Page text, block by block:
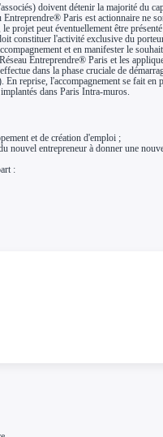
doivent détenir la majorité du
Paris est actionnaire ne
projet peut éventuellement être
constituer l'activité exclusive du
et en manifester le
Entreprendre® Paris et les
dans la phase cruciale de
reprise, l'accompagnement se fait
dans Paris Intra-muros.
et de création d'emploi ;
nouvel entrepreneur à donner une
: